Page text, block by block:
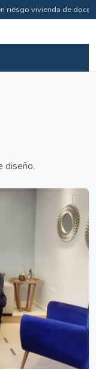
riesgo vivienda de
diseño.